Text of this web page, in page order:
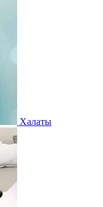
Халаты